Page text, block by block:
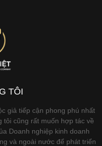
TÔI
giả tiếp cận phong phú nhất
tôi cũng rất muốn hợp tác về
Doanh nghiệp kinh doanh
và ngoài nước để phát triển